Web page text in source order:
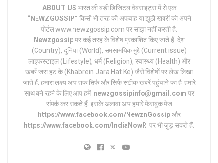
ABOUT US भारत की बड़ी डिजिटल वेबसाइट्स में से एक
“NEWZGOSSIP” किसी भी तरह की अफवाह या झूठी खबरों को अपने
पोर्टल www.newzgossip.com पर साझा नहीं करती है.
Newzgossipपर कई तरह के विशेष प्रकाशित किए जाते हैं. देश
(Country), दुनिया (World), समसामयिक मुद्दे (Current issue)
लाइफस्टाइल (Lifestyle), धर्म (Religion), स्वास्थ्य (Health) और
खबरें जरा हट के (Khabrein Jara Hat Ke) जैसे विशेषों पर लेख लिखा
जाते हैं. हमारा लक्ष्य आप तक सिर्फ और सिर्फ सटीक खबरें पहुंचाने का है. हमारे
साथ बने रहने के लिए आप हमें newzgossipinfo@gmail.com पर
संपर्क कर सकते हैं. इसके अलावा आप हमारे फेसबुक पेज
https://www.facebook.com/NewznGossipऔर
https://www.facebook.com/IndiaNowR पर भी जुड़ सकते हैं.